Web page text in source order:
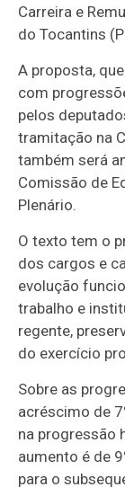
Carreira e
do Tocantins
A proposta,
com
pelos
tramitação na
também será
Comissão de
Plenário.
O texto tem o
dos cargos e
evolução
trabalho e
regente,
do exercício
Sobre as
acréscimo de
na progressão
aumento é de
para o